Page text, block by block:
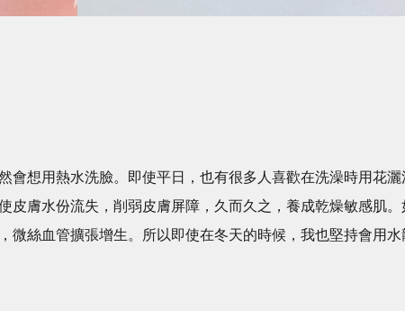
會想用熱水洗臉。即使平日，也有很多人喜歡在洗澡時用花灑
皮膚水份流失，削弱皮膚屏障，久而久之，養成乾燥敏感肌。
微絲血管擴張增生。所以即使在冬天的時候，我也堅持會用水